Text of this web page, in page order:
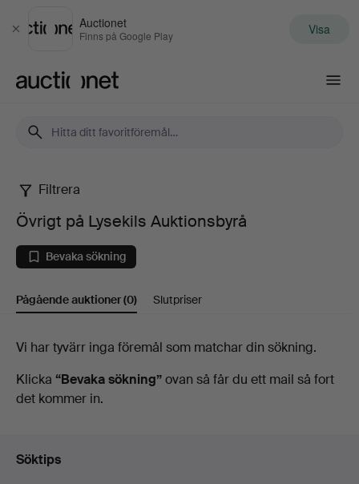
Stäng
Auctionet
Finns på Google Play Visa
Övrigt
på
Lysekils
Auktionsbyrå
Filtrera
Övrigt på Lysekils Auktionsbyrå
Bevaka sökning
Pågående auktioner(0) Slutpriser
Pågående
auktioner
Vi har tyvärr inga föremål som matchar din sökning.
Klicka “Bevaka sökning”ovan så får du ett mail så fort
det kommer in.
Söktips